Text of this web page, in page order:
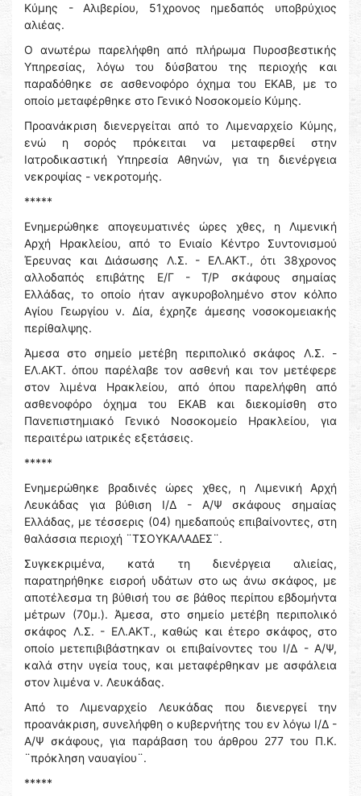
Κύμης - Αλιβερίου, 51χρονος ημεδαπός υποβρύχιος
αλιέας.
Ο ανωτέρω παρελήφθη από πλήρωμα Πυροσβεστικής
Υπηρεσίας, λόγω του δύσβατου της περιοχής και
παραδόθηκε σε ασθενοφόρο όχημα του ΕΚΑΒ, με το
οποίο μεταφέρθηκε στο Γενικό Νοσοκομείο Κύμης.
Προανάκριση διενεργείται από το Λιμεναρχείο Κύμης,
ενώ η σορός πρόκειται να μεταφερθεί στην
Ιατροδικαστική Υπηρεσία Αθηνών, για τη διενέργεια
νεκροψίας - νεκροτομής.
*****
Ενημερώθηκε απογευματινές ώρες χθες, η Λιμενική
Αρχή Ηρακλείου, από το Ενιαίο Κέντρο Συντονισμού
Έρευνας και Διάσωσης Λ.Σ. - ΕΛ.ΑΚΤ., ότι 38χρονος
αλλοδαπός επιβάτης Ε/Γ - Τ/Ρ σκάφους σημαίας
Ελλάδας, το οποίο ήταν αγκυροβολημένο στον κόλπο
Αγίου Γεωργίου ν. Δία, έχρηζε άμεσης νοσοκομειακής
περίθαλψης.
Άμεσα στο σημείο μετέβη περιπολικό σκάφος Λ.Σ. -
ΕΛ.ΑΚΤ. όπου παρέλαβε τον ασθενή και τον μετέφερε
στον λιμένα Ηρακλείου, από όπου παρελήφθη από
ασθενοφόρο όχημα του ΕΚΑΒ και διεκομίσθη στο
Πανεπιστημιακό Γενικό Νοσοκομείο Ηρακλείου, για
περαιτέρω ιατρικές εξετάσεις.
*****
Ενημερώθηκε βραδινές ώρες χθες, η Λιμενική Αρχή
Λευκάδας για βύθιση Ι/Δ - Α/Ψ σκάφους σημαίας
Ελλάδας, με τέσσερις (04) ημεδαπούς επιβαίνοντες, στη
θαλάσσια περιοχή ¨ΤΣΟΥΚΑΛΑΔΕΣ¨.
Συγκεκριμένα, κατά τη διενέργεια αλιείας,
παρατηρήθηκε εισροή υδάτων στο ως άνω σκάφος, με
αποτέλεσμα τη βύθισή του σε βάθος περίπου εβδομήντα
μέτρων (70μ.). Άμεσα, στο σημείο μετέβη περιπολικό
σκάφος Λ.Σ. - ΕΛ.ΑΚΤ., καθώς και έτερο σκάφος, στο
οποίο μετεπιβιβάστηκαν οι επιβαίνοντες του Ι/Δ - Α/Ψ,
καλά στην υγεία τους, και μεταφέρθηκαν με ασφάλεια
στον λιμένα ν. Λευκάδας.
Από το Λιμεναρχείο Λευκάδας που διενεργεί την
προανάκριση, συνελήφθη ο κυβερνήτης του εν λόγω Ι/Δ -
Α/Ψ σκάφους, για παράβαση του άρθρου 277 του Π.Κ.
¨πρόκληση ναυαγίου¨.
*****